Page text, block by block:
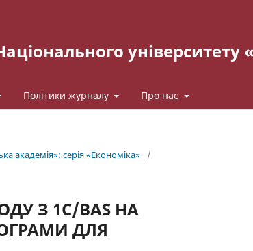
університету
Політики журналу Про нас
академія»: серія «Економіка»
/
З 1С/BAS НА
ДЛЯ